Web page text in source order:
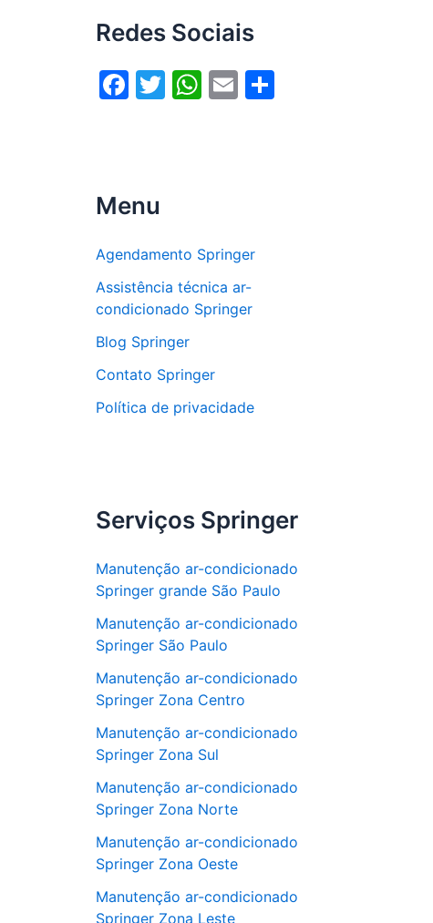
Redes Sociais
F
b
o
k
T
W
p
E
Menu
Agendamento Springer
Assistência técnica ar-
condicionado Springer
Blog Springer
Contato Springer
Política de privacidade
Serviços Springer
Manutenção ar-condicionado
Springer grande São Paulo
Manutenção ar-condicionado
Springer São Paulo
Manutenção ar-condicionado
Springer Zona Centro
Manutenção ar-condicionado
Springer Zona Sul
Manutenção ar-condicionado
Springer Zona Norte
Manutenção ar-condicionado
Springer Zona Oeste
Manutenção ar-condicionado
Springer Zona Leste